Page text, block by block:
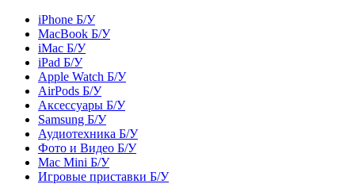
iPhone Б/У
MacBook Б/У
iMac Б/У
iPad Б/У
Apple Watch Б/У
AirPods Б/У
Аксессуары Б/У
Samsung Б/У
Аудиотехника Б/У
Фото и Видео Б/У
Mac Mini Б/У
Игровые приставки Б/У